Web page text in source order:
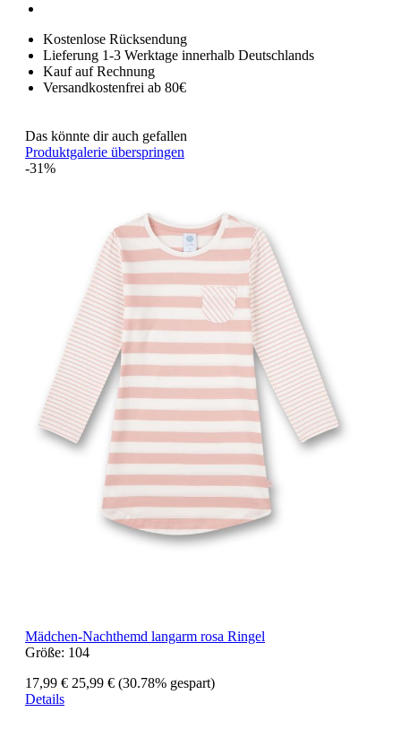
Kostenlose Rücksendung
Lieferung 1-3 Werktage innerhalb Deutschlands
Kauf auf Rechnung
Versandkostenfrei ab 80€
Das könnte dir auch gefallen
Produktgalerie überspringen
-31%
Mädchen-Nachthemd langarm rosa Ringel
Größe: 104
17,99 € 25,99 € (30.78% gespart)
Details